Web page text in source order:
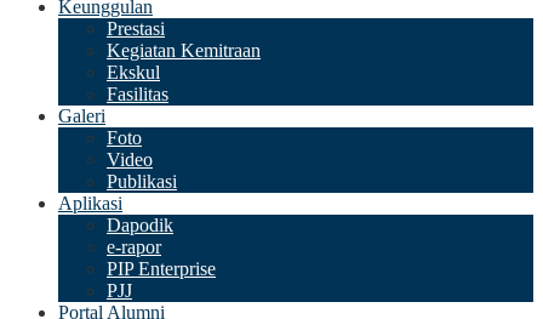
Keunggulan
Prestasi
Kegiatan Kemitraan
Ekskul
Fasilitas
Galeri
Foto
Video
Publikasi
Aplikasi
Dapodik
e-rapor
PIP Enterprise
PJJ
Portal Alumni